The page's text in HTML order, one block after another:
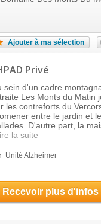
Ajouter à ma sélection
Privé
sein d'un cadre
Les Monts du Matin
les contreforts du
entre le jardin et
D'autre part, la
la suite
Unité Alzheimer
Recevoir plus d'infos